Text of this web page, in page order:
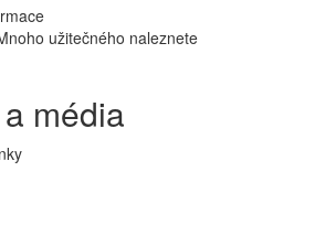
užitečného naleznete
média